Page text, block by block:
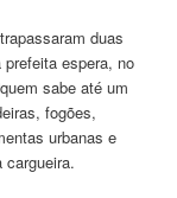
duas
espera, no
sabe até um
fogões,
urbanas e